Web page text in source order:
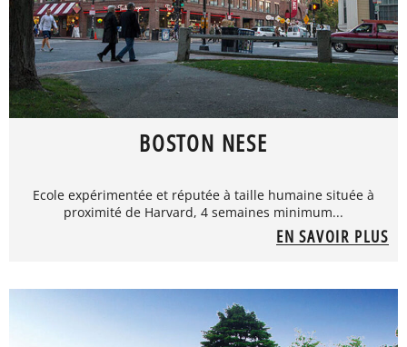
BOSTON NESE
Ecole expérimentée et réputée à taille humaine située à
proximité de Harvard, 4 semaines minimum...
EN SAVOIR PLUS